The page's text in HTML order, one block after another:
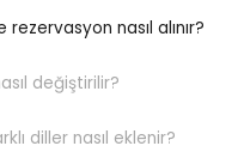
nasıl alınır?
değiştirilir?
diller nasıl eklenir?